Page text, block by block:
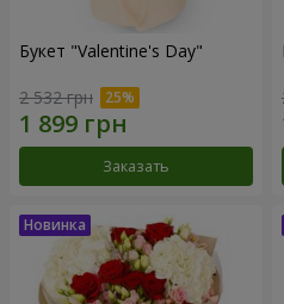
Букет "Valentine's Day"
2 532 грн
Заказать